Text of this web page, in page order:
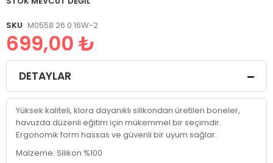
SKU M0558 26 0 16W-2
699,00 ₺
DETAYLAR
Yüksek kaliteli, klora dayanıklı silikondan üretilen boneler,
havuzda düzenli eğitim için mükemmel bir seçimdir.
Ergonomik form hassas ve güvenli bir uyum sağlar.
Malzeme: Silikon %100